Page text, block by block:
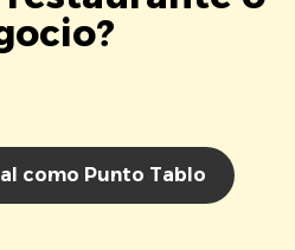
como Punto Tablo